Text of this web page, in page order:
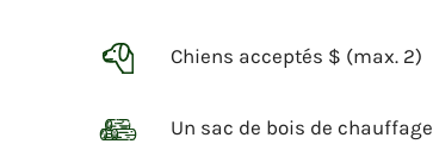
Chiens acceptés $ (max. 2)
Un sac de bois de chauffage